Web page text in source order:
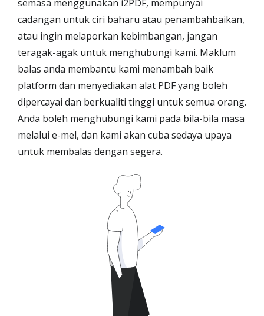
semasa menggunakan i2PDF, mempunyai
cadangan untuk ciri baharu atau penambahbaikan,
atau ingin melaporkan kebimbangan, jangan
teragak-agak untuk menghubungi kami. Maklum
balas anda membantu kami menambah baik
platform dan menyediakan alat PDF yang boleh
dipercayai dan berkualiti tinggi untuk semua orang.
Anda boleh menghubungi kami pada bila-bila masa
melalui e-mel, dan kami akan cuba sedaya upaya
untuk membalas dengan segera.